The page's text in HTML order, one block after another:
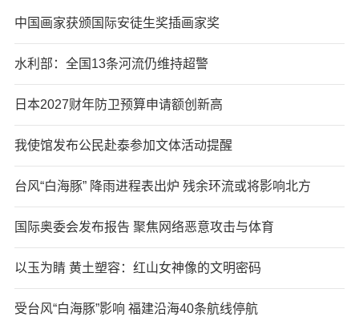
中国画家获颁国际安徒生奖插画家奖
水利部：全国13条河流仍维持超警
日本2027财年防卫预算申请额创新高
我使馆发布公民赴泰参加文体活动提醒
台风“白海豚” 降雨进程表出炉 残余环流或将影响北方
国际奥委会发布报告 聚焦网络恶意攻击与体育
以玉为睛 黄土塑容：红山女神像的文明密码
受台风“白海豚”影响 福建沿海40条航线停航